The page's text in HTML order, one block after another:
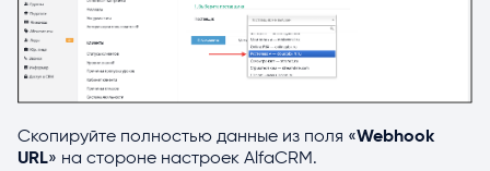
Скопируйте полностью данные из поля «Webhook
URL» на стороне настроек AlfaCRM.